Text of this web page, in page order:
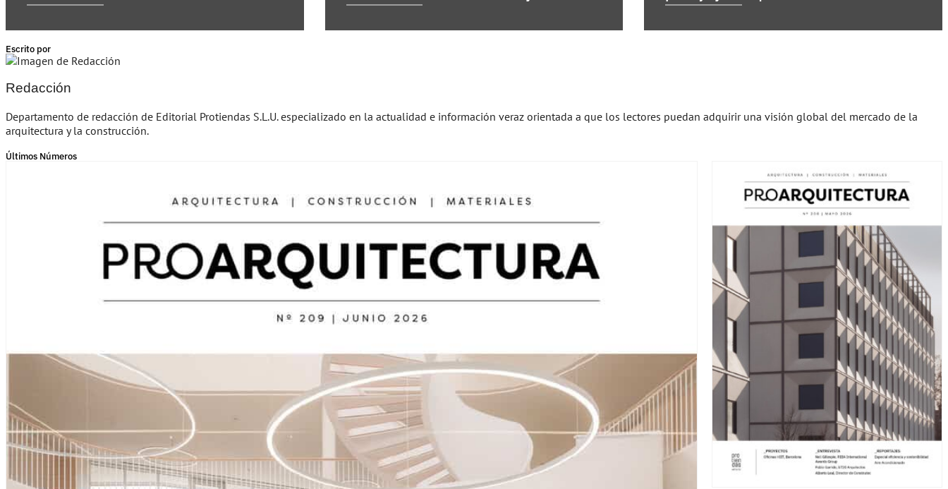
Escrito por
Redacción
Departamento de redacción de Editorial Protiendas S.L.U. especializado en la actualidad e información veraz orientada a que los lectores puedan adquirir una visión global del mercado de la
arquitectura y la construcción.
Últimos Números